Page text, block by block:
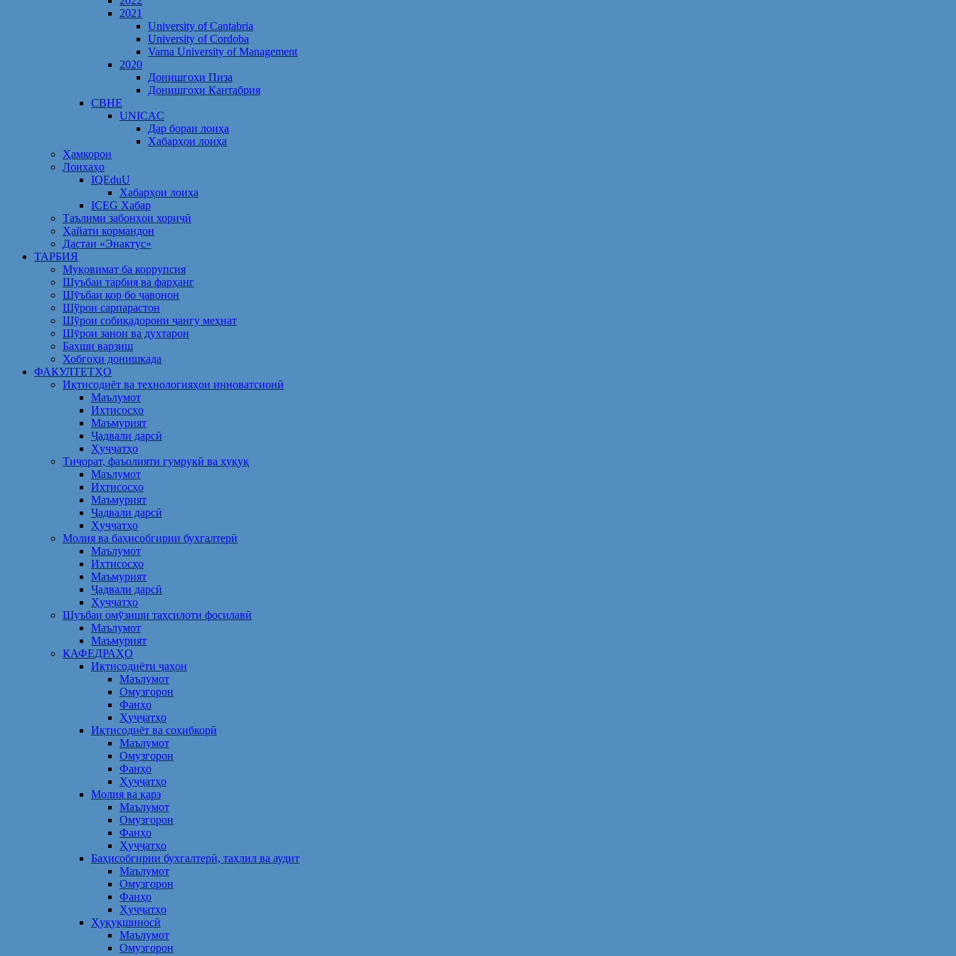
2021
University of Cantabria
University of Cordoba
Varna University of Management
2020
Донишгоҳи Пиза
Донишгоҳи Кантабрия
CBHE
UNICAC
Дар бораи лоиҳа
Хабарҳои лоиҳа
Ҳамкорон
Лоихаҳо
IQEduU
Хабарҳои лоиҳа
ICEG Хабар
Таълими забонҳои хориҷӣ
Ҳайати кормандон
Дастаи «Энактус»
ТАРБИЯ
Муқовимат ба коррупсия
Шуъбаи тарбия ва фарҳанг
Шӯъбаи кор бо ҷавонон
Шўрои сарпарастон
Шўрои собиқадорони ҷангу меҳнат
Шӯрои занон ва духтарон
Бахши варзиш
Хобгоҳи донишкада
ФАКУЛТЕТҲО
Иқтисодиёт ва технологияҳои инноватсионӣ
Маълумот
Ихтисосҳо
Маъмурият
Ҷадвали дарсӣ
Ҳуҷҷатҳо
Тиҷорат, фаъолияти гумрукӣ ва ҳуқуқ
Маълумот
Ихтисосҳо
Маъмурият
Ҷадвали дарсӣ
Ҳуҷҷатҳо
Молия ва баҳисобгирии бухгалтерӣ
Маълумот
Ихтисосҳо
Маъмурият
Ҷадвали дарсӣ
Ҳуҷҷатҳо
Шуъбаи омӯзиши таҳсилоти фосилавӣ
Маълумот
Маъмурият
КАФЕДРАҲО
Иқтисодиёти ҷаҳон
Маълумот
Омузгорон
Фанҳо
Ҳуҷҷатҳо
Иқтисодиёт ва соҳибкорӣ
Маълумот
Омузгорон
Фанҳо
Ҳуҷҷатҳо
Молия ва қарз
Маълумот
Омузгорон
Фанҳо
Ҳуҷҷатҳо
Баҳисобгирии бухгалтерӣ, таҳлил ва аудит
Маълумот
Омузгорон
Фанҳо
Ҳуҷҷатҳо
Ҳуқуқшиносӣ
Маълумот
Омузгорон